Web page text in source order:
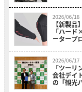
2026/06/18
【新製
「ハー
ータープ
2026/06/17
「ツー
会社デイ
の「観光